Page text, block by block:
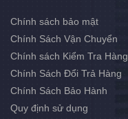
Chính sách bảo mật
Chính Sách Vận Chuyển
Chính sách Kiểm Tra Hàng
Chính Sách Đổi Trả Hàng
Chính Sách Bảo Hành
Quy định sử dụng